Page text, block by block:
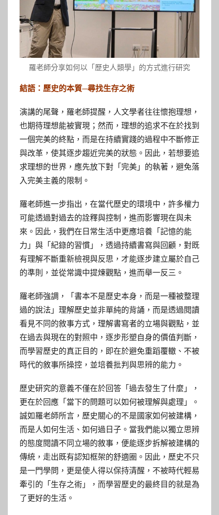
羅老師分享如何以「歷史人類學」的方式進行研究
結語：歷史的本質─尋找生存之術
演講的尾聲，羅老師提醒，人文學者往往懷抱理想，
也期待理想能被實現；然而，理想的追求不在於找到
一個完美的終點，而是在持續實踐的過程中不斷修正
與改革，使其逐步趨近完美的狀態。因此，若想要追
求理想的世界，應先放下對「完美」的執著，避免落
入完美主義的限制。
羅老師進一步指出，在當代歷史的環境中，許多權力
可能透過對過去的詮釋與控制，進而影響現在與未
來。因此，我們在日常生活中更應培養「記憶的能
力」與「紀錄的習慣」，透過持續書寫與回顧，對既
有理解不斷重新檢視與反思，才能逐步建立屬於自己
的準則，並從常識中提煉觀點，進而舉一反三。
羅老師強調，「書本不是歷史本身，而是一種被整理
過的說法」理解歷史並非單純的背誦，而是透過閱讀
看見不同的敘事方式，理解書寫者的立場與觀點，並
在過去與現在的對照中，逐步形塑自身的價值判斷，
而學習歷史的真正目的，即在於避免重蹈覆轍、不被
時代的敘事所操控，並培養批判與思辨的能力。
歷史研究的意義不僅在於回答「過去發生了什麼」，
更在於回應「當下的問題可以如何被理解與處理」。
誠如羅老師所言，歷史關心的不是國家如何被建構，
而是人如何生活、如何過日子。當我們能以獨立思辨
的態度閱讀不同立場的敘事，便能逐步拆解被建構的
傳統，走出既有認知框架的舒適圈。因此，歷史不只
是一門學問，更是使人得以保持清醒，不被時代輕易
牽引的「生存之術」，而學習歷史的最終目的就是為
了更好的生活。